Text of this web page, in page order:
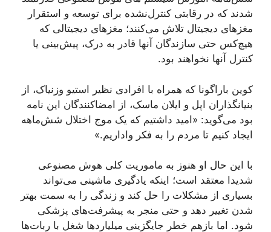
شدند که در رقابتی کنترل‌نشده برای توسعه و استقرار
مغزهای دیجیتال تلاش می‌کنند؛ مغزهای دیجیتالی که
هیچ‌کس حتی سازندگان آنها قادر به درک، پیش‌بینی یا
کنترل آنها نخواهند بود.
کوین باراگونا که همراه با افرادی نظیر استیو وزنیاک، از
بنیانگذاران اپل و ایلان ماسک، از امضاکنندگان این نامه
بود می‌گوید: «امید داشتیم که یک موج اختلال شش‌ماهه
ایجاد کنیم تا مردم را به فکر واداریم.»
با این حال او هنوز به ماموریت کلی هوش مصنوعی
شدیدا معتقد است؛ اینکه یادگیری ماشینی می‌تواند
بسیاری از مشکلات را حل کند و زندگی را به سمت بهتر
شدن تغییر دهد و حتی منجر به پیشرفت‌های پزشکی
شود. اما بازهم خطر جایگزینی میلیاردها شغل با ربات‌ها